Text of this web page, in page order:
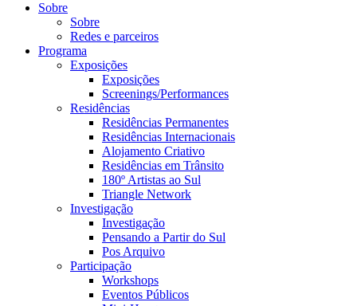
Sobre
Sobre
Redes e parceiros
Programa
Exposições
Exposições
Screenings/Performances
Residências
Residências Permanentes
Residências Internacionais
Alojamento Criativo
Residências em Trânsito
180º Artistas ao Sul
Triangle Network
Investigação
Investigação
Pensando a Partir do Sul
Pos Arquivo
Participação
Workshops
Eventos Públicos